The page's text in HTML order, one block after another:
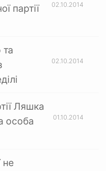
партії
02.10.2014
02.10.2014
Ляшка
особа
01.10.2014
не